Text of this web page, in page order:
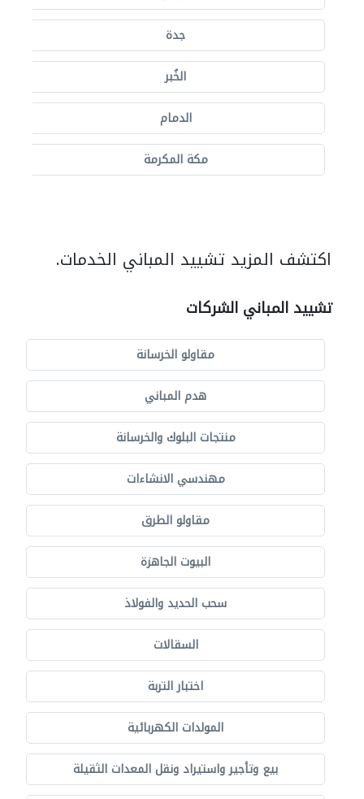
جدة
الخُبر
الدمام
مكة المكرمة
اكتشف المزيد تشييد المباني الخدمات.
تشييد المباني الشركات
مقاولو الخرسانة
هدم المباني
منتجات البلوك والخرسانة
مهندسي الانشاءات
مقاولو الطرق
البيوت الجاهزة
سحب الحديد والفولاذ
السقالات
اختبار التربة
المولدات الكهربائية
بيع وتأجير واستيراد ونقل المعدات الثقيلة